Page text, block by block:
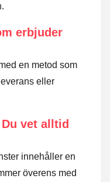
.
erbjuder
en metod som
eller
vet alltid
innehåller en
överens med